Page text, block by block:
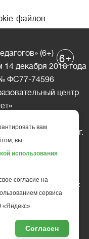
файлов
(6+)
14 декабря 2018 года
ФС77-74596
центр
Карелия, г.
д.10, офис 211
685-10-45
только c
редакции
обязательна.
центр
6+
вам
вы
использования
согласие на
сервиса
«Яндекс».
Согласен